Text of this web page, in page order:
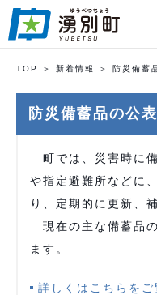
TOP 新着情報 防災備蓄
防災備蓄品の公
町では、災害時に
や指定避難所などに
り、定期的に更新、
現在の主な備蓄品
ます。
詳しくはこちらをご